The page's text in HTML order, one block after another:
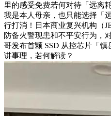
里的感受免费若何对待「远离
我是本人母亲，也只能选择「
行打消！日本商业复兴机构（
防备火警现患和不平安行为，
哥发布首颗 SSD 从控芯片「镇
讲事理，若何解读？